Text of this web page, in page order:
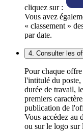
cliquez sur :
Vous avez
« classement »
par date.
4. Consulter les
Pour chaque
l'intitulé du poste,
durée de travail,
premiers
publication de
Vous accédez au
ou sur le logo sur